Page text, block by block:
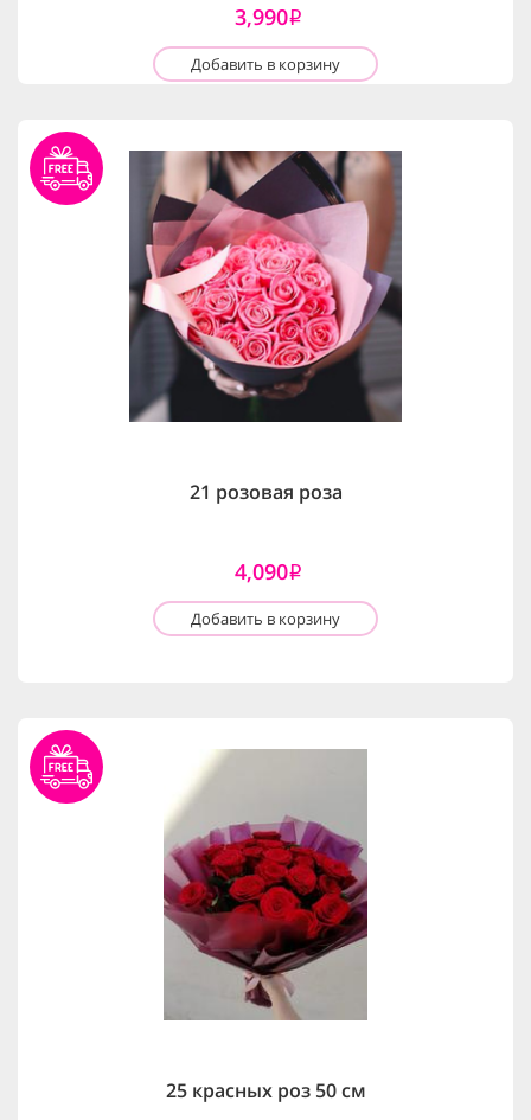
3,990i
Добавить в корзину
21 розовая роза
4,090i
Добавить в корзину
25 красных роз 50 см